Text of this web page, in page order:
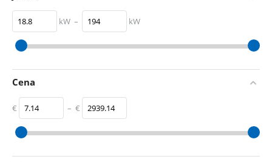
kW – kW
18.8kW kW
Cena
€ – €
7.14 2939.14